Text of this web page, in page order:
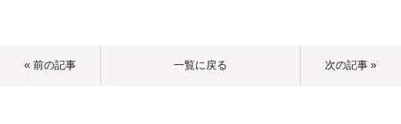
« 前の記事 一覧に戻る 次の記事 »